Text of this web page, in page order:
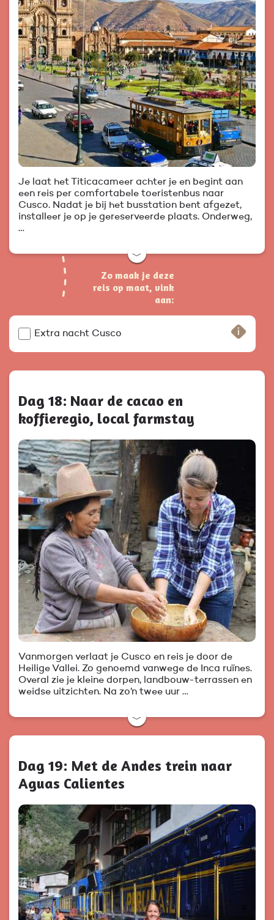
Je laat het Titicacameer achter je en begint aan
een reis per comfortabele toeristenbus naar
Cusco. Nadat je bij het busstation bent afgezet,
installeer je op je gereserveerde plaats. Onderweg,
…
﹀
Zo maak je deze
reis op maat, vink
aan:
Extra nacht Cusco
Dag 18: Naar de cacao en
koffieregio, local farmstay
Vanmorgen verlaat je Cusco en reis je door de
Heilige Vallei. Zo genoemd vanwege de Inca ruïnes.
Overal zie je kleine dorpen, landbouw-terrassen en
weidse uitzichten. Na zo’n twee uur …
﹀
Dag 19: Met de Andes trein naar
Aguas Calientes